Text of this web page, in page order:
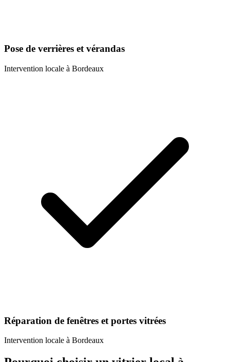
Pose de verrières et vérandas
Intervention locale à Bordeaux
Réparation de fenêtres et portes vitrées
Intervention locale à Bordeaux